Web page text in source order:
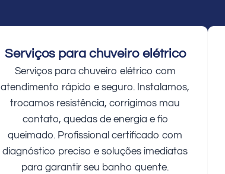
Serviços para chuveiro elétrico
Serviços para chuveiro elétrico com
atendimento rápido e seguro. Instalamos,
trocamos resistência, corrigimos mau
contato, quedas de energia e fio
queimado. Profissional certificado com
diagnóstico preciso e soluções imediatas
para garantir seu banho quente.